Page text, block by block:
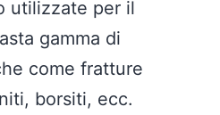
utilizzate per il
gamma di
come fratture
borsiti, ecc.